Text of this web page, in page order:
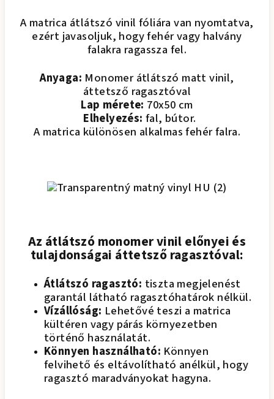
A matrica átlátszó vinil fóliára van nyomtatva,
ezért javasoljuk, hogy fehér vagy halvány
falakra ragassza fel.
Anyaga: Monomer átlátszó matt vinil,
áttetsző ragasztóval
Lap mérete: 70x50 cm
Elhelyezés: fal, bútor.
A matrica különösen alkalmas fehér falra.
Az átlátszó monomer vinil előnyei és
tulajdonságai áttetsző ragasztóval:
Átlátszó ragasztó: tiszta megjelenést
garantál látható ragasztóhatárok nélkül.
Vízállóság: Lehetővé teszi a matrica
kültéren vagy párás környezetben
történő használatát.
Könnyen használható: Könnyen
felvihető és eltávolítható anélkül, hogy
ragasztó maradványokat hagyna.